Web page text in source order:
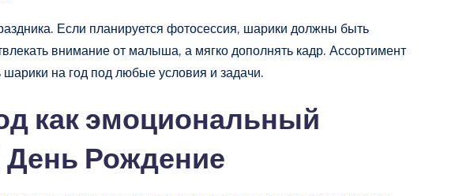
Если планируется фотосессия, шарики должны быть
внимание от малыша, а мягко дополнять кадр. Ассортимент
на год под любые условия и задачи.
как эмоциональный
День Рождение